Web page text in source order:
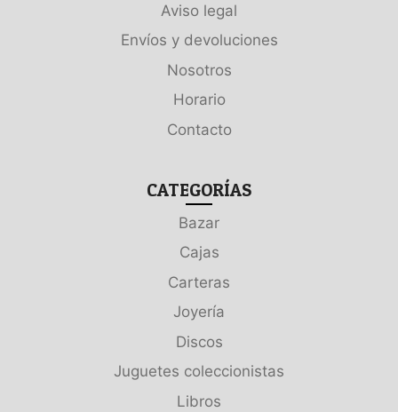
Aviso legal
Envíos y devoluciones
Nosotros
Horario
Contacto
CATEGORÍAS
Bazar
Cajas
Carteras
Joyería
Discos
Juguetes coleccionistas
Libros